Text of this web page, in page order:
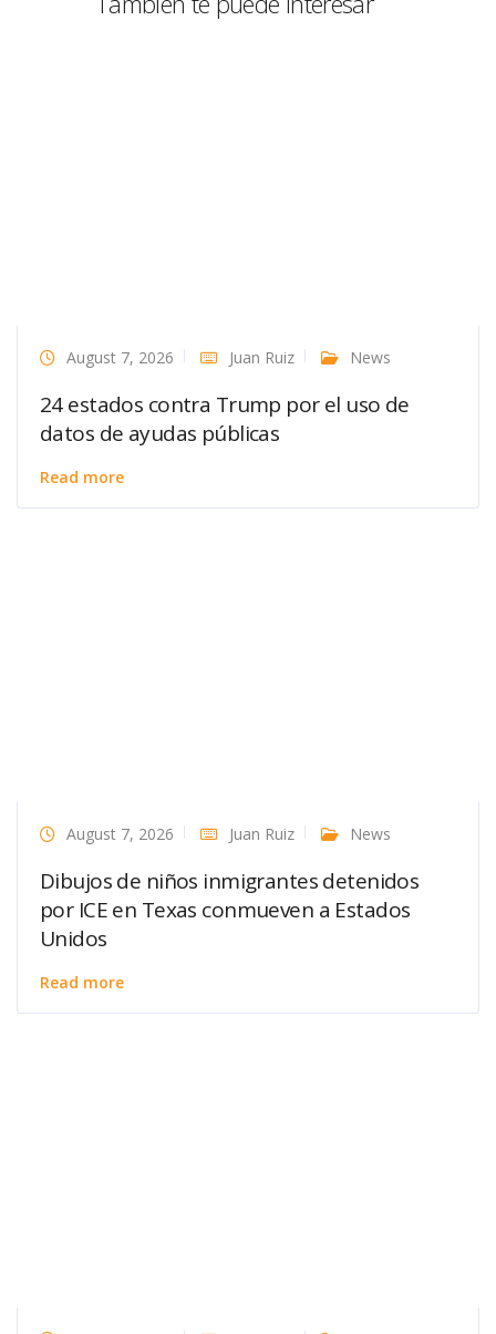
August 7, 2026 Juan Ruiz News
24 estados contra Trump por el uso de
datos de ayudas públicas
Read more
August 7, 2026 Juan Ruiz News
Dibujos de niños inmigrantes detenidos
por ICE en Texas conmueven a Estados
Unidos
Read more